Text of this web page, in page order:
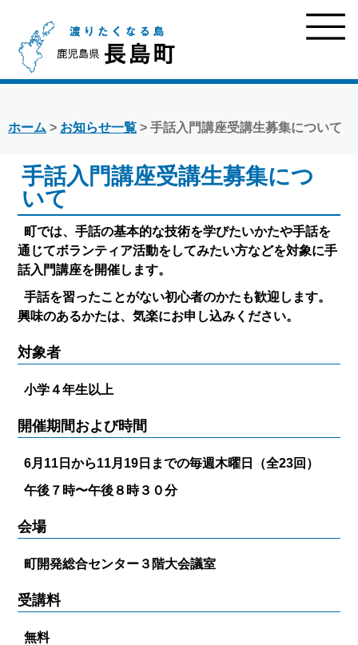
ホーム > お知らせ一覧 > 手話入門講座受講生募集について
手話入門講座受講生募集につ
いて
町では、手話の基本的な技術を学びたいかたや手話を
通じてボランティア活動をしてみたい方などを対象に手
話入門講座を開催します。
手話を習ったことがない初心者のかたも歓迎します。
興味のあるかたは、気楽にお申し込みください。
対象者
小学４年生以上
開催期間および時間
6月11日から11月19日までの毎週木曜日（全23回）
午後７時〜午後８時３０分
会場
町開発総合センター３階大会議室
受講料
無料